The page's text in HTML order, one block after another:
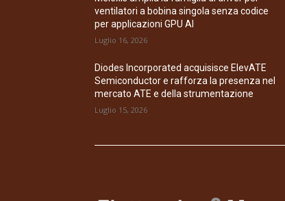
ventilatori a bobina singola senza codice
per applicazioni GPU AI
Luglio 16, 2026
Diodes Incorporated acquisisce ElevATE
Semiconductor e rafforza la presenza nel
mercato ATE e della strumentazione
Luglio 15, 2026